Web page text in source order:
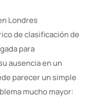
Londres
de clasificación de
para
ausencia en un
parecer un simple
mucho mayor: